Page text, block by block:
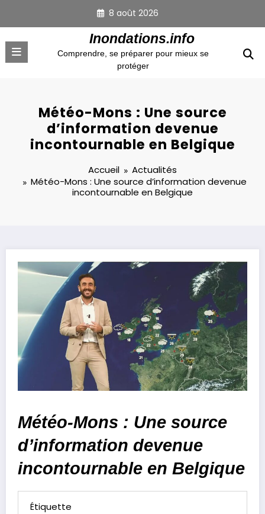
contenu
8 août 2026
Inondations.info
Comprendre, se préparer pour mieux se
protéger
Météo-Mons : Une source
d’information devenue
incontournable en Belgique
Accueil
Actualités
Météo-Mons : Une source d’information devenue
incontournable en Belgique
Météo-Mons : Une source
d’information devenue
incontournable en Belgique
Étiquette